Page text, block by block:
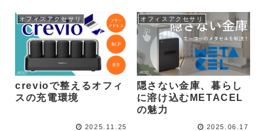
オフィスアクセサリ
crevioで整えるオフィ
スの充電環境
2025.11.25
オフィスアクセサリ
隠さない金庫、暮らし
に溶け込むMETACEL
の魅力
2025.06.17